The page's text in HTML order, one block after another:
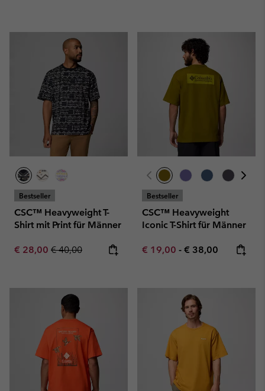
Bestseller
CSC™ Heavyweight T-
Shirt mit Print für Männer
Sale price:
€ 28,00 Regular price:
€ 40,00
Bestseller
CSC™ Heavyweight
Iconic T-Shirt für Männer
Minimum sale price:
€ 19,00 - Maximum price:
€ 38,00